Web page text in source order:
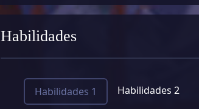
Habilidades
Habilidades 1 Habilidades 2